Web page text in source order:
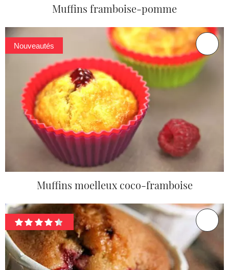
Muffins framboise-pomme
Nouveautés
Muffins moelleux coco-framboise